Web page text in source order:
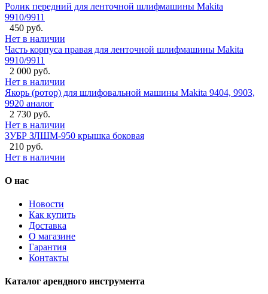
Ролик передний для ленточной шлифмашины Makita
9910/9911
450 руб.
Нет в наличии
Часть корпуса правая для ленточной шлифмашины Makita
9910/9911
2 000 руб.
Нет в наличии
Якорь (ротор) для шлифовальной машины Makita 9404, 9903,
9920 аналог
2 730 руб.
Нет в наличии
ЗУБР ЗЛШМ-950 крышка боковая
210 руб.
Нет в наличии
О нас
Новости
Как купить
Доставка
О магазине
Гарантия
Контакты
Каталог арендного инструмента